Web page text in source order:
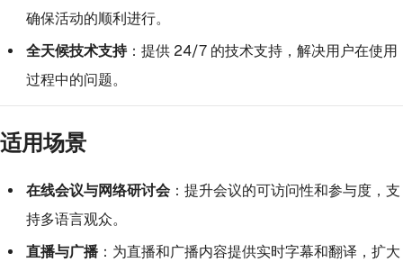
确保活动的顺利进行。
全天候技术支持：提供 24/7 的技术支持，解决用户在使用
过程中的问题。
适用场景
在线会议与网络研讨会：提升会议的可访问性和参与度，支
持多语言观众。
直播与广播：为直播和广播内容提供实时字幕和翻译，扩大